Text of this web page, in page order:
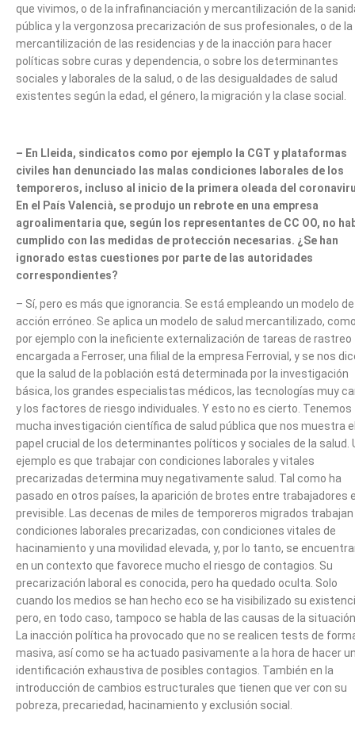
que vivimos, o de la infrafinanciación y mercantilización de la
pública y la vergonzosa precarización de sus profesionales, o de la
mercantilización de las residencias y de la inacción para hacer
políticas sobre curas y dependencia, o sobre los determinantes
sociales y laborales de la salud, o de las desigualdades de salud
existentes según la edad, el género, la migración y la clase social.
– En Lleida, sindicatos como por ejemplo la CGT y plataformas
civiles han denunciado las malas condiciones laborales de los
temporeros, incluso al inicio de la primera oleada del
En el País Valencià, se produjo un rebrote en una empresa
agroalimentaria que, según los representantes de CC OO, no
cumplido con las medidas de protección necesarias. ¿Se han
ignorado estas cuestiones por parte de las autoridades
correspondientes?
– Sí, pero es más que ignorancia. Se está empleando un modelo de
acción erróneo. Se aplica un modelo de salud mercantilizado,
por ejemplo con la ineficiente externalización de tareas de rastreo
encargada a Ferroser, una filial de la empresa Ferrovial, y se nos
que la salud de la población está determinada por la investigación
básica, los grandes especialistas médicos, las tecnologías muy
y los factores de riesgo individuales. Y esto no es cierto. Tenemos
mucha investigación científica de salud pública que nos muestra
papel crucial de los determinantes políticos y sociales de la salud.
ejemplo es que trabajar con condiciones laborales y vitales
precarizadas determina muy negativamente salud. Tal como ha
pasado en otros países, la aparición de brotes entre trabajadores
previsible. Las decenas de miles de temporeros migrados trabajan
condiciones laborales precarizadas, con condiciones vitales de
hacinamiento y una movilidad elevada, y, por lo tanto, se
en un contexto que favorece mucho el riesgo de contagios. Su
precarización laboral es conocida, pero ha quedado oculta. Solo
cuando los medios se han hecho eco se ha visibilizado su
pero, en todo caso, tampoco se habla de las causas de la
La inacción política ha provocado que no se realicen tests de
masiva, así como se ha actuado pasivamente a la hora de hacer
identificación exhaustiva de posibles contagios. También en la
introducción de cambios estructurales que tienen que ver con su
pobreza, precariedad, hacinamiento y exclusión social.